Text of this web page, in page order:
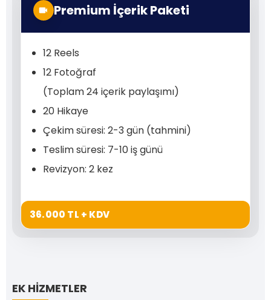
Premium İçerik Paketi
12 Reels
12 Fotoğraf
(Toplam 24 içerik paylaşımı)
20 Hikaye
Çekim süresi: 2-3 gün (tahmini)
Teslim süresi: 7-10 iş günü
Revizyon: 2 kez
36.000 TL + KDV
EK HİZMETLER